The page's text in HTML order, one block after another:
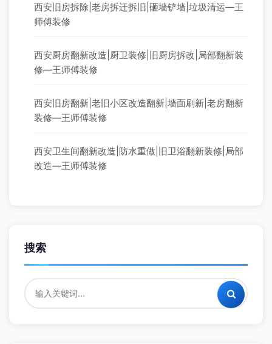
西安旧房拆除|老房拆迁拆旧|砸墙铲墙|垃圾清运—王
师傅装修
西安厨房翻新改造|厨卫装修|旧厨房拆改|局部翻新装
修—王师傅装修
西安旧房翻新|老旧小区改造翻新|墙面刷新|老房翻新
装修—王师傅装修
西安卫生间翻新改造|防水重做|旧卫浴翻新装修|局部
改造—王师傅装修
搜索